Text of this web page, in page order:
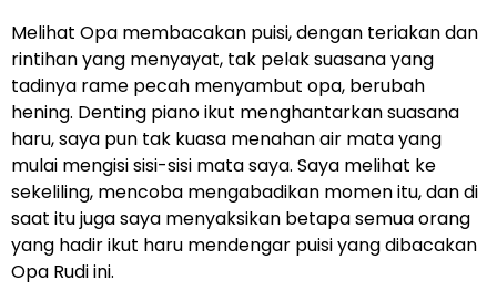
Melihat Opa membacakan puisi, dengan teriakan dan
rintihan yang menyayat, tak pelak suasana yang
tadinya rame pecah menyambut opa, berubah
hening. Denting piano ikut menghantarkan suasana
haru, saya pun tak kuasa menahan air mata yang
mulai mengisi sisi-sisi mata saya. Saya melihat ke
sekeliling, mencoba mengabadikan momen itu, dan di
saat itu juga saya menyaksikan betapa semua orang
yang hadir ikut haru mendengar puisi yang dibacakan
Opa Rudi ini.